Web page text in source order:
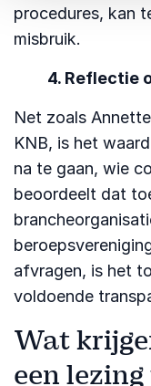
procedures, kan
misbruik.
4. Reflectie
Net zoals
KNB, is het
na te gaan, wie
beoordeelt dat
afvragen, is het
voldoende
Wat
een